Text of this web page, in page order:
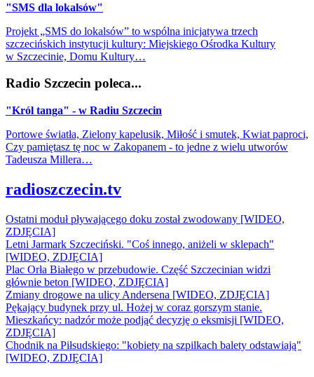
"SMS dla lokalsów"
Projekt „SMS do lokalsów” to wspólna inicjatywa trzech
szczecińskich instytucji kultury: Miejskiego Ośrodka Kultury
w Szczecinie, Domu Kultury…
Radio Szczecin poleca...
"Król tanga" - w Radiu Szczecin
Portowe światła, Zielony kapelusik, Miłość i smutek, Kwiat paproci,
Czy pamiętasz tę noc w Zakopanem - to jedne z wielu utworów
Tadeusza Millera…
radioszczecin.tv
Ostatni moduł pływającego doku został zwodowany [WIDEO,
ZDJĘCIA]
Letni Jarmark Szczeciński. "Coś innego, aniżeli w sklepach"
[WIDEO, ZDJĘCIA]
Plac Orła Białego w przebudowie. Część Szczecinian widzi
głównie beton [WIDEO, ZDJĘCIA]
Zmiany drogowe na ulicy Andersena [WIDEO, ZDJĘCIA]
Pękający budynek przy ul. Hożej w coraz gorszym stanie.
Mieszkańcy: nadzór może podjąć decyzję o eksmisji [WIDEO,
ZDJĘCIA]
Chodnik na Piłsudskiego: "kobiety na szpilkach balety odstawiają"
[WIDEO, ZDJĘCIA]